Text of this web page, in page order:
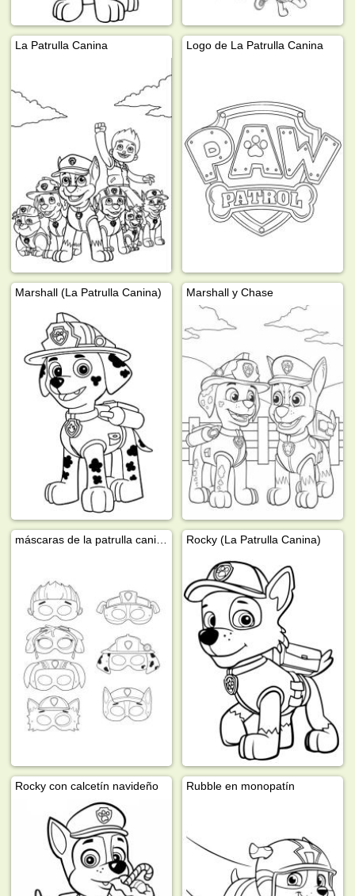
La Patrulla Canina Logo de La Patrulla Canina
Marshall (La Patrulla Canina) Marshall y Chase
Rocky (La Patrulla Canina)
Rocky con calcetín navideño Rubble en monopatín